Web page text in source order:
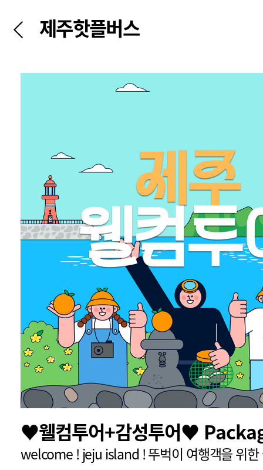
제주핫플버스
♥웰컴투어+감성투어♥
welcome ! jeju island ! 뚜벅이 여행객을 위한